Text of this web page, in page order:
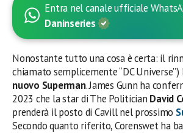
Entra nel canale ufficiale
Daninseries
Nonostante tutto una cosa è certa: il
chiamato semplicemente “DC
nuovo Superman. James Gunn ha
2023 che la star di The Politician David
prenderà il posto di Cavill nel prossimo
Secondo quanto riferito, Corenswet ha